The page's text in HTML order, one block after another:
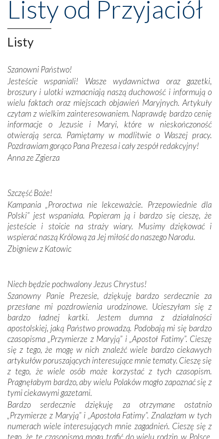
wznoszono na chwałę Bożą, na przykład – w podzięce za
Opatrznościową pomoc w wygranej bitwie o
niepodległość kraju. Zachwyt budziła potężna, a zarazem
misterna architektura tych monumentalnych dzieł,
wspaniałe zdobienia, dbałość ich twórców o detale,
budowniczych.
Podążyliśmy też śladami fatimskich wizjonerów – Łucji
dos Santos oraz świętych Hiacynty i Franciszka Marto.
Modliliśmy się przy ich grobach. Odprawiliśmy Drogę
Krzyżową w ich rodzinnych stronach, odwiedziliśmy
domy, w których żyli.
W miejscu objawień Matki Bożej zapaliliśmy świece
Podczas tej kilkudniowej wyprawy na każdym kroku
spotykaliśmy się z serdeczną otwartością
Portugalczyków. Podziwialiśmy ich ludową sztukę i
zwyczaje. Mimo że nasze kraje są od siebie bardzo
oddalone, w żaden sposób nie czuliśmy się obco.
Sprawiła to oczywiście sama Matka Boża, ale też
kulturowa bliskość biorąca swój początek w naszej
mieliśmy okazję przekonać się, że Maryja swoją opieką
otacza nie tylko nasz naród, lecz wszystkie nacje, które
się Jej ufnie oddają, a także każdą osobę, która zawierza
Jej siebie oraz swych bliskich.
Dzieje Portugalii to również historia wierności Bogu i
odstępstw, także w życiu władców. Trudne momenty w
wymiarze tak osobistym, jak i zbiorowym, przypominają o
konieczności ciągłego zabiegania o własną duszę i o łaskę
Opatrzności. Wierność przynosi pomyślność –
przynajmniej w życiu duchowym. Odstępstwo owocuje
nieszczęściem i śmiercią. Te uniwersalne prawdy
przychodziły na myśl, gdy słuchaliśmy opowieści
przewodników o portugalskich monarchach i wodzach,
Listy od Przyjaciół
Listy
Szanowni Państwo!
Jesteście wspaniali! Wasze wydawnictwa oraz gazetki,
broszury i ulotki wzmacniają naszą duchowość i informują o
wielu faktach oraz miejscach objawień Maryjnych. Artykuły
czytam z wielkim zainteresowaniem. Naprawdę bardzo cenię
informacje o Jezusie i Maryi, które w nieskończoność
otwierają serca. Pamiętamy w modlitwie o Waszej pracy.
Pozdrawiam gorąco Pana Prezesa i cały zespół redakcyjny!
Anna ze Zgierza
Szczęść Boże!
Kampania „Proroctwa nie lekceważcie. Przepowiednie dla
Polski” jest wspaniała. Popieram ją i bardzo się cieszę, że
jesteście i stoicie na straży wiary. Musimy dziękować i
wspierać naszą Królową za Jej miłość do naszego Narodu.
Zbigniew z Katowic
Niech będzie pochwalony Jezus Chrystus!
Szanowny Panie Prezesie, dziękuję bardzo serdecznie za
przesłane mi pozdrowienia urodzinowe. Ucieszyłam się z
bardzo ładnej kartki. Jestem dumna z działalności
apostolskiej, jaką Państwo prowadzą. Podobają mi się bardzo
czasopisma „Przymierze z Maryją” i „Apostoł Fatimy”. Cieszę
się z tego, że mogę w nich znaleźć wiele bardzo ciekawych
artykułów poruszających interesujące mnie tematy. Cieszę się
z tego, że wiele osób może korzystać z tych czasopism.
Pragnęłabym bardzo, aby wielu Polaków mogło zapoznać się z
tymi ciekawymi gazetami.
Bardzo serdecznie dziękuję za otrzymane ostatnio
„Przymierze z Maryją” i „Apostoła Fatimy”. Znalazłam w tych
numerach wiele interesujących mnie zagadnień. Cieszę się z
tego, że te czasopisma mogą trafić do wielu rodzin w Polsce.